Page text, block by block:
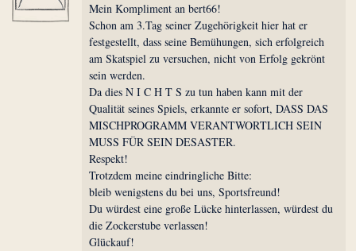
Mein Kompliment an bert66!
Schon am 3.Tag seiner Zugehörigkeit hier hat er
festgestellt, dass seine Bemühungen, sich erfolgreich
am Skatspiel zu versuchen, nicht von Erfolg gekrönt
sein werden.
Da dies N I C H T S zu tun haben kann mit der
Qualität seines Spiels, erkannte er sofort, DASS DAS
MISCHPROGRAMM VERANTWORTLICH SEIN
MUSS FÜR SEIN DESASTER.
Respekt!
Trotzdem meine eindringliche Bitte:
bleib wenigstens du bei uns, Sportsfreund!
Du würdest eine große Lücke hinterlassen, würdest du
die Zockerstube verlassen!
Glückauf!